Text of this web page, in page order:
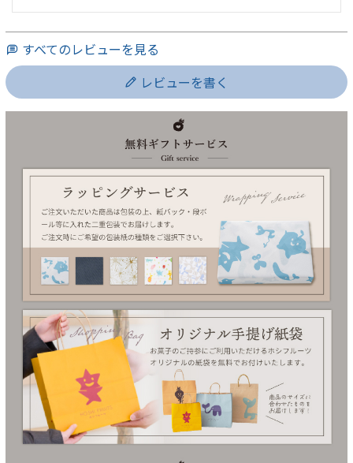
すべてのレビューを見る
レビューを書く